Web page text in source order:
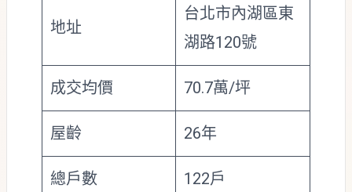
地址
台北市內湖區東
湖路120號
成交均價 70.7萬/坪
屋齡 26年
總戶數 122戶